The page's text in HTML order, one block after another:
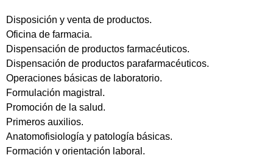
Disposición y venta de productos.
Oficina de farmacia.
Dispensación de productos farmacéuticos.
Dispensación de productos parafarmacéuticos.
Operaciones básicas de laboratorio.
Formulación magistral.
Promoción de la salud.
Primeros auxilios.
Anatomofisiología y patología básicas.
Formación y orientación laboral.